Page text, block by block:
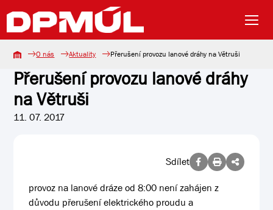
O nás Aktuality Přerušení provozu lanové dráhy na Větruši
Přerušení provozu lanové dráhy
na Větruši
11. 07. 2017
Sdílet
provoz na lanové dráze od 8:00 není zahájen z
důvodu přerušení elektrického proudu a